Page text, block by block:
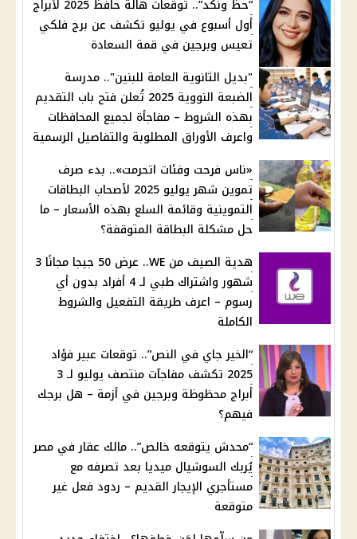
“حظ ونكد”.. توقعات هالة حافظ 2025 لأبراج
أول أسبوع في يوليو تكشف عن برج فلكي
تعيس وبرجين في قمة السعادة
"بديل الثانوية العامة للبنين".. مدرسة
الضبعة النووية 2025 تُعلن فتح باب التقديم
بهذه الشروط – مفاجأة لجميع المحافظات
واعرف الأوراق المطلوبة والتفاصيل الرسمية
«ناس فرحت وفئات اتحرمت».. بدء صرف
تموين شهر يوليو 2025 لأصحاب البطاقات
التموينية وقائمة السلع بهذه الأسعار – ما
حل مشكلة البطاقة المتوقفة؟
هدية الصيف من WE.. عرض 50 جيجا مجانًا 3
شهور واشتراك طبي لـ 4 أفراد بدون أي
رسوم – اعرف طريقة التفعيل والشروط
الكاملة
“الخير جاي في النص”.. توقعات عبير فؤاد
2025 تكشف مفاجآت منتصف يوليو لـ 3
أبراج محظوظة وبرجين في أزمة – هل برجك
فيهم؟
“محدش يتوقعه خالص”.. مالك عقار في مصر
يُربك السوشيال ميديا بعد تصرفه مع
مستأجري الإيجار القديم – ردود فعل غير
متوقعة